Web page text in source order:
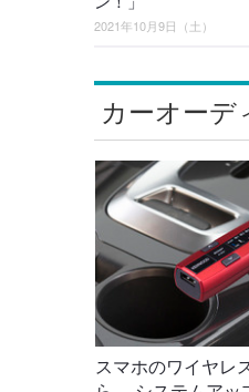
2021年10月9日（土）
カーオーデ
スマホのワイヤレ